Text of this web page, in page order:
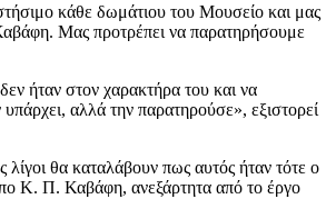
κάθε δωμάτιου του Μουσείο και μας
Μας προτρέπει να παρατηρήσουμε
ήταν στον χαρακτήρα του και να
αλλά την παρατηρούσε», εξιστορεί
θα καταλάβουν πως αυτός ήταν τότε ο
Κ. Π. Καβάφη, ανεξάρτητα από το έργο